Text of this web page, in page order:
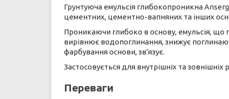
Грунтуюча емульсія глибокопроникна
цементних, цементно-вапняних та інших
Проникаючи глибоко в основу, емульсія, що
вирівнює водопоглинання, знижує
фарбування основи, зв'язує.
Застосовується для внутрішніх та зовнішніх
Переваги